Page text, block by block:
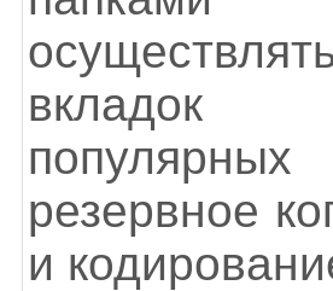
резервное
и